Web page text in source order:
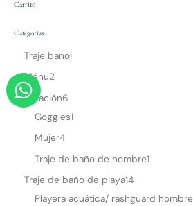
W
h
a
Carrito
Categorías
Traje baño1
Ménu2
Natación6
Goggles1
Mujer4
Traje de baño de hombre1
Traje de baño de playa14
Playera acuática/ rashguard hombre